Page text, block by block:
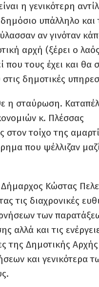
η γενικότερη
υπάλληλο και
αν γινόταν
αρχή (ξέρει ο λαός
που τους έχει και θα
στις δημοτικές
η σταύρωση.
κ. Πλέσσας
στον τοίχο της
που ψέλλιζαν
Κώστας
τις διαχρονικές
των
αλλά και τις
της Δημοτικής Αρχής
και γενικότερα